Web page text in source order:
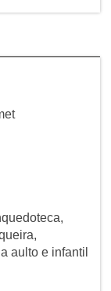
aulto e infantil